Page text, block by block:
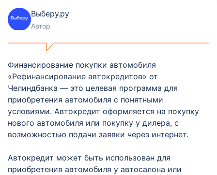
Выберу.ру
Автор
Финансирование покупки автомобиля
«Рефинансирование автокредитов» от
Челиндбанка — это целевая программа для
приобретения автомобиля с понятными
условиями. Автокредит оформляется на покупку
нового автомобиля или покупку у дилера, с
возможностью подачи заявки через интернет.
Автокредит может быть использован для
приобретения автомобиля у автосалона или